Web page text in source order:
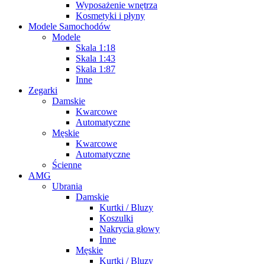
Wyposażenie wnętrza
Kosmetyki i płyny
Modele Samochodów
Modele
Skala 1:18
Skala 1:43
Skala 1:87
Inne
Zegarki
Damskie
Kwarcowe
Automatyczne
Męskie
Kwarcowe
Automatyczne
Ścienne
AMG
Ubrania
Damskie
Kurtki / Bluzy
Koszulki
Nakrycia głowy
Inne
Męskie
Kurtki / Bluzy